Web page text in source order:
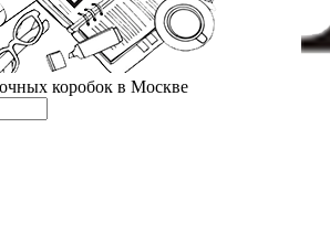
коробок в Москве